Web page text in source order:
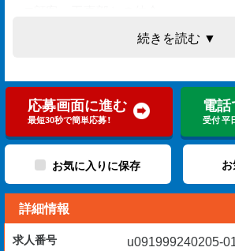
BtoB営業のご経験者を優遇します◎
〖歓迎要件〗
■実務経験3年以上
■CADスキル（Jw_cad）
続きを読む ▼
応募画面に進む
最短30秒で簡単応募！
電
受付 平
お気に入りに保存
詳細情報
求人番号 u091999240205-